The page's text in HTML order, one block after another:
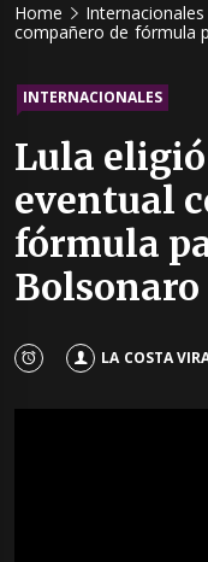
Home Internacionales
compañero de fórmula
INTERNACIONALES
Lula
eventual
fórmula
Bolsonaro
LA COSTA